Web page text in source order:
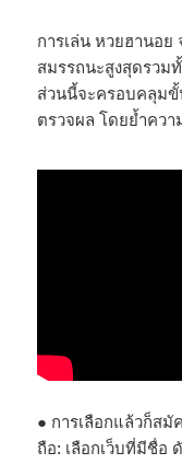
การเล่น หวยฮานอย
สมรรถนะสูงสุดรวม
ส่วนนี้จะครอบคลุมขั้
ตรวจผล โดยย้ำคว
● การเลือกแล้วก็ส
ถือ: เลือกเว็บที่มีชื่อ